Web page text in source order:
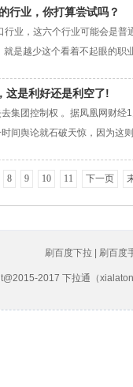
行业，你打算尝试吗？
行业，这六个行业可能会是
就是越少这个看着不起眼的职
这是利好还是利空了!
集团控制权 。据凤凰网财
间舆论就石破天惊，因为这
8 9 10 11 下一页
刷百度下拉 | 刷百度
2017 下拉通（